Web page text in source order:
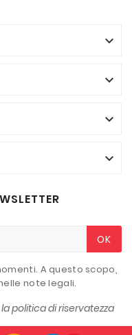




OK
A questo scopo,
note legali.
politica di riservatezza